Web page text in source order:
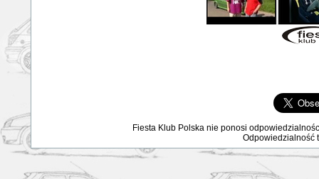
Fiesta Klub Polska nie ponosi
Odpowiedzialność